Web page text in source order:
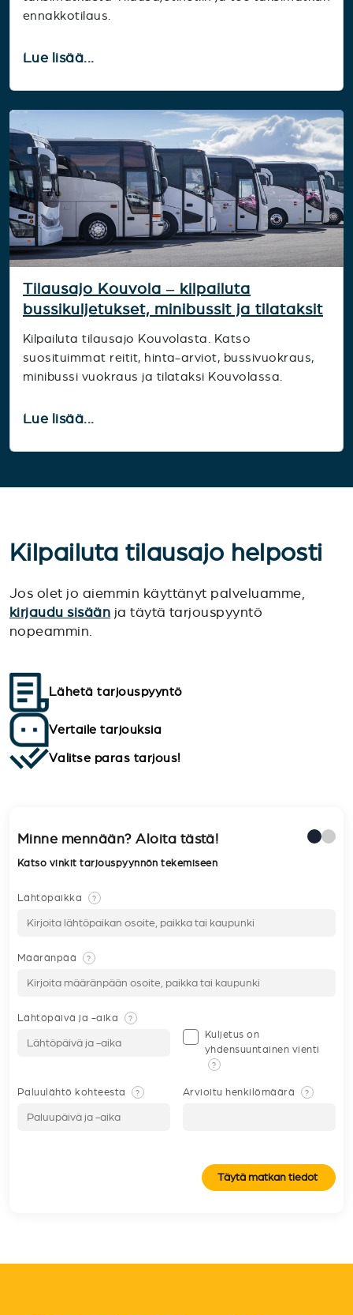
ennakkotilaus.
Lue lisää...
Tilausajo Kouvola – kilpailuta
bussikuljetukset, minibussit ja tilataksit
Kilpailuta tilausajo Kouvolasta. Katso
suosituimmat reitit, hinta-arviot, bussivuokraus,
minibussi vuokraus ja tilataksi Kouvolassa.
Lue lisää...
Kilpailuta tilausajo helposti
Jos olet jo aiemmin käyttänyt palveluamme,
kirjaudu sisään ja täytä tarjouspyyntö
nopeammin.
Lähetä tarjouspyyntö
Vertaile tarjouksia
Valitse paras tarjous!
Minne mennään? Aloita tästä!
Katso vinkit tarjouspyynnön tekemiseen
Lähtöpaikka ?
Määränpää ?
Lähtöpäivä ja -aika ?
Kuljetus on
yhdensuuntainen vienti
?
Paluulähtö kohteesta ? Arvioitu henkilömäärä ?
Täytä matkan tiedot